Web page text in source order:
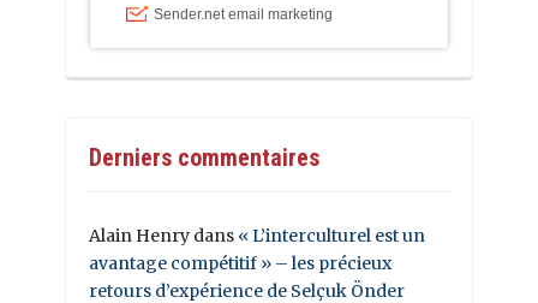
Derniers commentaires
Alain Henry dans « L’interculturel est un
avantage compétitif » – les précieux
retours d’expérience de Selçuk Önder